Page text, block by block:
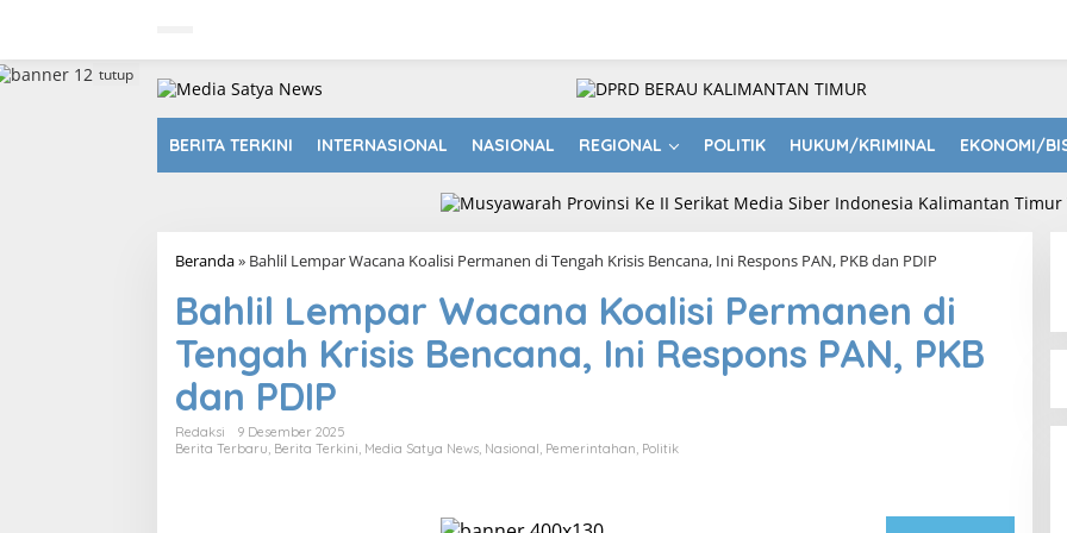
a
BERITA TERKINI INTERNASIONAL NASIONAL REGIONAL POLITIK HUKUM/KRIMINAL EKONOMI/
tutup
Beranda» Bahlil Lempar Wacana Koalisi Permanen di Tengah Krisis Bencana, Ini Respons PAN, PKB dan PDIP
Bahlil Lempar Wacana Koalisi Permanen di
Tengah Krisis Bencana, Ini Respons PAN, PKB
dan PDIP
Redaksi
9 Desember 2025
Berita Terbaru Berita Terkini Media Satya News Nasional Pemerintahan Politik